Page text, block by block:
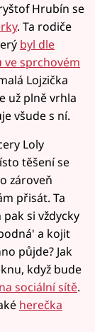
Hrubín se
. Ta rodiče
byl dle
ve sprchovém
Lojzička
už plně vrhla
všude s ní.
Loly
těšení se
zároveň
přisát. Ta
si vždycky
a kojit
půjde? Jak
když bude
na sociální sítě.
herečka